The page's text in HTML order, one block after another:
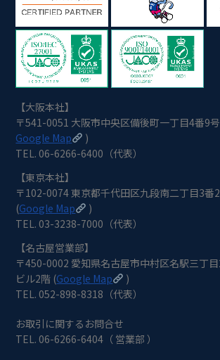
【大阪本社】
〒541-0051 大阪市中央区備後町一丁目4番9
Google Map
)
TEL. 06-6266-6400（代表）
【東京本社】
〒102-0074 東京都千代田区九段南二丁目3番
(Google Map
)
TEL. 03-3238-7000（代表）
【名古屋営業部】
〒450-0002 愛知県名古屋市中村区名駅三丁
ビル2階 (Google Map
)
TEL. 052-898-8318（代表）
お取引に関するお問合せ
TEL. 06-6266-6404（ 営業部 ）